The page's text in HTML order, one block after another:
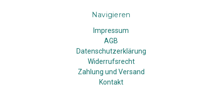
Navigieren
Impressum
AGB
Datenschutzerklärung
Widerrufsrecht
Zahlung und Versand
Kontakt